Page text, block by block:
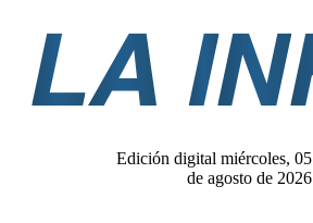
Edición digital miércoles, 05
de agosto de 2026